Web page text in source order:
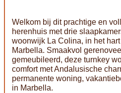
Welkom bij dit prachtige en
herenhuis met drie
woonwijk La Colina, in het
Marbella. Smaakvol
gemeubileerd, deze turnkey
comfort met Andalusische
permanente woning,
in Marbella.